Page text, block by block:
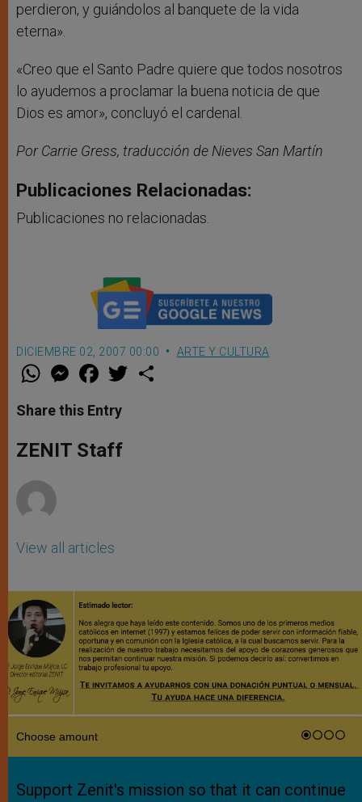
perdieron, y guiándolos al banquete de la vida
eterna».
«Creo que el Santo Padre quiere que todos nosotros
lo ayudemos a proclamar la buena noticia de que
Dios es amor», concluyó el cardenal.
PorCarrie Gress, traducción de Nieves San Martín
Publicaciones Relacionadas:
Publicaciones no relacionadas.
DICIEMBRE 02, 2007 00:00 ARTE Y CULTURA
W
t
s
p
p
M
e
s
e
g
e
F
a
e
b
o
k
w
Share this Entry
ZENIT Staff
View all articles